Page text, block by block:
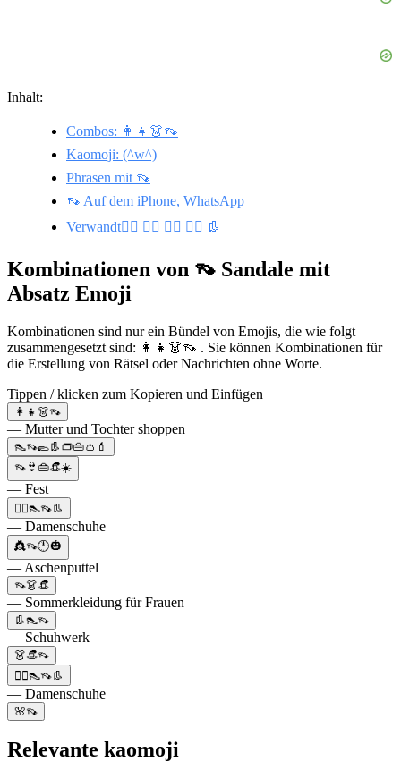
Inhalt:
Combos: 👩‍👧👗👡
Kaomoji: (^w^)
Phrasen mit 👡
👡 Auf dem iPhone, WhatsApp
Verwandt🤷‍♀️ 🙇‍♀️ 🦹‍♀️ 👩‍⚖️ 👢
Kombinationen von 👡 Sandale mit
Absatz Emoji
Kombinationen sind nur ein Bündel von Emojis, die wie folgt
zusammengesetzt sind: 👩‍👧👗👡 . Sie können Kombinationen für
die Erstellung von Rätsel oder Nachrichten ohne Worte.
Tippen / klicken zum Kopieren und Einfügen
👩‍👧👗👡
— Mutter und Tochter shoppen
👠👡🥿👢👝👜👛💄
👡👙👜👒☀️
— Fest
🙋‍♀️👠👡👢
— Damenschuhe
👸👡🕛🎃
— Aschenputtel
👡👗👒
— Sommerkleidung für Frauen
👢👠👡
— Schuhwerk
👗👒👡
🙋‍♀️👠👡👢
— Damenschuhe
🌸👡
Relevante kaomoji